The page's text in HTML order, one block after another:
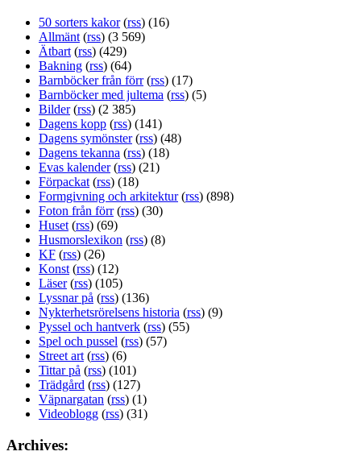
50 sorters kakor(rss) (16)
Allmänt (rss) (3 569)
Ätbart (rss) (429)
Bakning (rss) (64)
Barnböcker från förr(rss) (17)
Barnböcker med jultema (rss) (5)
Bilder(rss) (2 385)
Dagens kopp (rss) (141)
Dagens symönster(rss) (48)
Dagens tekanna (rss) (18)
Evas kalender(rss) (21)
Förpackat (rss) (18)
Formgivning och arkitektur(rss) (898)
Foton från förr(rss) (30)
Huset (rss) (69)
Husmorslexikon (rss) (8)
KF (rss) (26)
Konst (rss) (12)
Läser(rss) (105)
Lyssnar på (rss) (136)
Nykterhetsrörelsens historia (rss) (9)
Pyssel och hantverk (rss) (55)
Spel och pussel (rss) (57)
Street art (rss) (6)
Tittar på (rss) (101)
Trädgård (rss) (127)
Väpnargatan (rss) (1)
Videoblogg (rss) (31)
Archives: